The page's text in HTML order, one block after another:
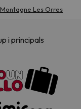
Montagne Les Orres
i principals